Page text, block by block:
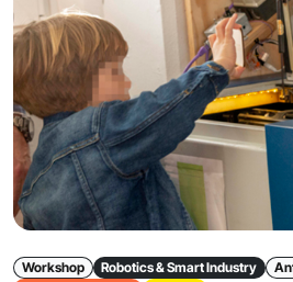
Workshop Robotics & Smart Industry